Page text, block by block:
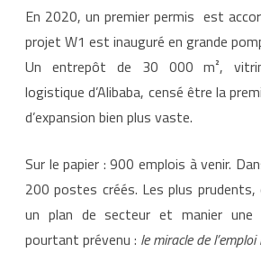
En 2020, un premier permis est
projet W1 est inauguré en grande
Un entrepôt de 30 000 m²,
logistique d’Alibaba, censé être la
d’expansion bien plus vaste.
Sur le papier : 900 emplois à venir.
200 postes créés. Les plus prudents,
un plan de secteur et manier une
pourtant prévenu : le miracle de